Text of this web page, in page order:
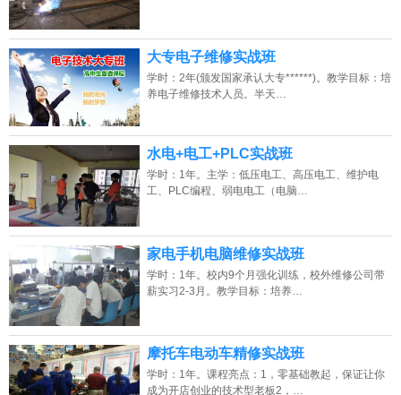
大专电子维修实战班
学时：2年(颁发国家承认大专******)。教学目标：培
养电子维修技术人员。半天…
水电+电工+PLC实战班
学时：1年。主学：低压电工、高压电工、维护电
工、PLC编程、弱电电工（电脑…
家电手机电脑维修实战班
学时：1年。校内9个月强化训练，校外维修公司带
薪实习2-3月。教学目标：培养…
摩托车电动车精修实战班
学时：1年。课程亮点：1，零基础教起，保证让你
成为开店创业的技术型老板2，…